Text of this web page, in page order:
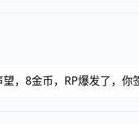
，8金币，RP爆发了，你